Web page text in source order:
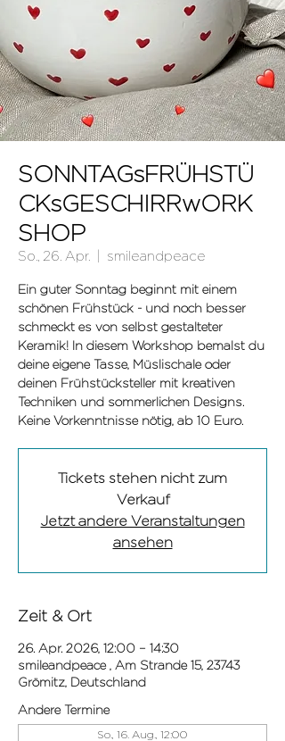
SONNTAGsFRÜHSTÜ
CKsGESCHIRRwORK
SHOP
So., 26. Apr. smileandpeace
Ein guter Sonntag beginnt mit einem
schönen Frühstück - und noch besser
schmeckt es von selbst gestalteter
Keramik! In diesem Workshop bemalst du
deine eigene Tasse, Müslischale oder
deinen Frühstücksteller mit kreativen
Techniken und sommerlichen Designs.
Keine Vorkenntnisse nötig, ab 10 Euro.
Tickets stehen nicht zum
Verkauf
Jetzt andere Veranstaltungen
ansehen
Zeit & Ort
26. Apr. 2026, 12:00 – 14:30
smileandpeace , Am Strande 15, 23743
Grömitz, Deutschland
Andere Termine
So., 16. Aug., 12:00